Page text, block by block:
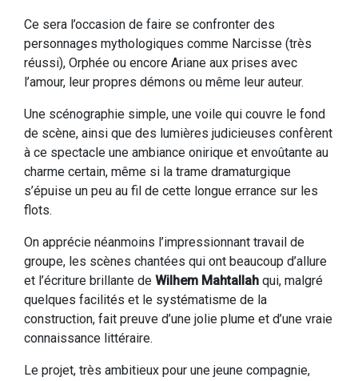
Ce sera l’occasion de faire se confronter des
personnages mythologiques comme Narcisse (très
réussi), Orphée ou encore Ariane aux prises avec
l’amour, leur propres démons ou même leur auteur.
Une scénographie simple, une voile qui couvre le fond
de scène, ainsi que des lumières judicieuses confèrent
à ce spectacle une ambiance onirique et envoûtante au
charme certain, même si la trame dramaturgique
s’épuise un peu au fil de cette longue errance sur les
flots.
On apprécie néanmoins l’impressionnant travail de
groupe, les scènes chantées qui ont beaucoup d’allure
et l’écriture brillante de Wilhem Mahtallah qui, malgré
quelques facilités et le systématisme de la
construction, fait preuve d’une jolie plume et d’une vraie
connaissance littéraire.
Le projet, très ambitieux pour une jeune compagnie,